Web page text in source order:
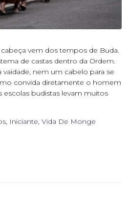
vem dos tempos de Buda.
de castas dentro da Ordem.
nem um cabelo para se
convida diretamente o homem
escolas budistas levam muitos
, Iniciante, Vida De Monge